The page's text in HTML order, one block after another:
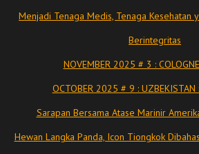
Menjadi Tenaga Medis, Tenaga Kesehatan
Berintegritas
NOVEMBER 2025 # 3 :
OCTOBER 2025 # 9 : UZBEKISTAN
Sarapan Bersama Atase Marinir
Hewan Langka Panda, Icon Tiongkok